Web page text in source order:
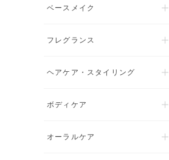
ベースメイク
フレグランス
ヘアケア・スタイリング
ボディケア
オーラルケア